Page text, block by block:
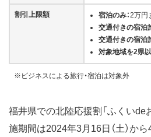
割引上限額 宿泊のみ：2万円
交通付きの宿泊
交通付きの宿泊
対象地域を2県
※ビジネスによる旅行・宿泊は対象外
福井県での北陸応援割「ふくいde
施期間は2024年3月16日（土）から